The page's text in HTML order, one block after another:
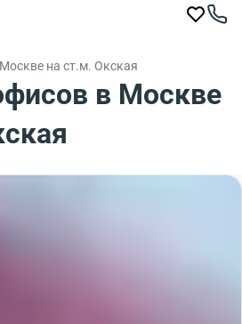
на ст.м. Окская
в Москве